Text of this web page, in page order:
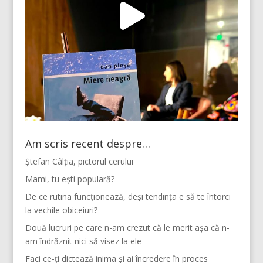
Am scris recent despre…
Ștefan Câlția, pictorul cerului
Mami, tu ești populară?
De ce rutina funcționează, deși tendința e să te întorci
la vechile obiceiuri?
Două lucruri pe care n-am crezut că le merit așa că n-
am îndrăznit nici să visez la ele
Faci ce-ți dictează inima și ai încredere în proces